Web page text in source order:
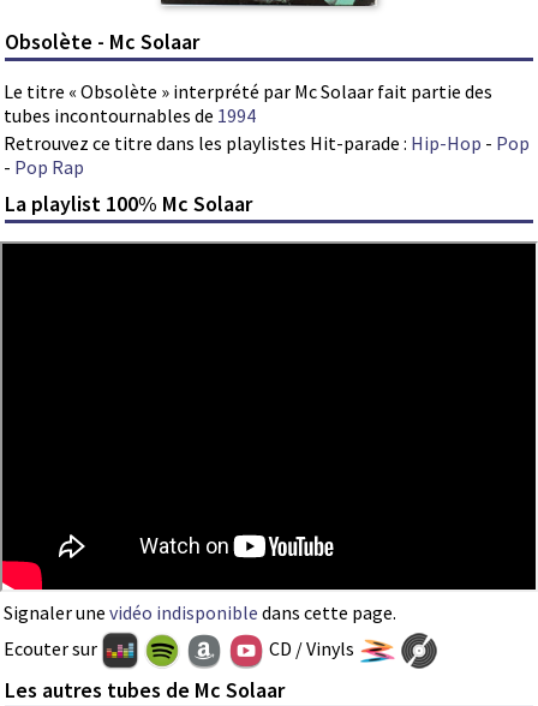
Obsolète - Mc Solaar
Le titre « Obsolète » interprété par Mc Solaar fait partie des
tubes incontournables de 1994
Retrouvez ce titre dans les playlistes Hit-parade : Hip-Hop - Pop
- Pop Rap
La playlist 100% Mc Solaar
Signaler une vidéo indisponible dans cette page.
Ecouter sur
CD / Vinyls
Les autres tubes de Mc Solaar